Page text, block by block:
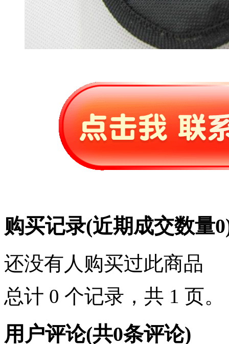
购买记录(近期成交数量0
还没有人购买过此商品
总计 0 个记录，共 1 页。
用户评论(共0条评论)